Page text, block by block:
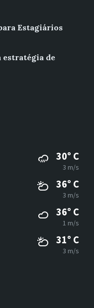
Estagiários
estratégia de
30° C
3 m/s
36° C
3 m/s
36° C
1 m/s
31° C
3 m/s